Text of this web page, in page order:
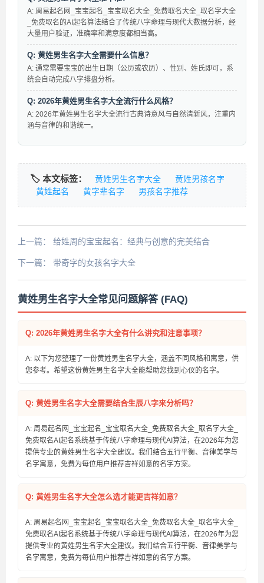
A: 周易起名网_宝宝起名_宝宝取名大全_免费取名大全_取名字大全
_免费取名的AI起名算法结合了传统八字命理与现代大数据分析，经
大量用户验证，准确率和满意度都相当高。
Q: 黄姓男生名字大全需要什么信息？
A: 通常需要宝宝的出生日期（公历或农历）、性别、姓氏即可，系
统会自动完成八字排盘分析。
Q: 2026年黄姓男生名字大全流行什么风格？
A: 2026年黄姓男生名字大全流行古典诗意风与自然清新风，注重内
涵与音律的和谐统一。
🏷️ 本文标签： 黄姓男生名字大全
黄姓男孩名字
黄姓起名
黄字辈名字 男孩名字推荐
上一篇： 给姓周的宝宝起名：经典与创意的完美结合
下一篇： 带奇字的女孩名字大全
黄姓男生名字大全常见问题解答 (FAQ)
Q: 2026年黄姓男生名字大全有什么讲究和注意事项？
A: 以下为您整理了一份黄姓男生名字大全，涵盖不同风格和寓意，供
您参考。希望这份黄姓男生名字大全能帮助您找到心仪的名字。
Q: 黄姓男生名字大全需要结合生辰八字来分析吗？
A: 周易起名网_宝宝起名_宝宝取名大全_免费取名大全_取名字大全_
免费取名AI起名系统基于传统八字命理与现代AI算法，在2026年为您
提供专业的黄姓男生名字大全建议。我们结合五行平衡、音律美学与
名字寓意，免费为每位用户推荐吉祥如意的名字方案。
Q: 黄姓男生名字大全怎么选才能更吉祥如意？
A: 周易起名网_宝宝起名_宝宝取名大全_免费取名大全_取名字大全_
免费取名AI起名系统基于传统八字命理与现代AI算法，在2026年为您
提供专业的黄姓男生名字大全建议。我们结合五行平衡、音律美学与
名字寓意，免费为每位用户推荐吉祥如意的名字方案。